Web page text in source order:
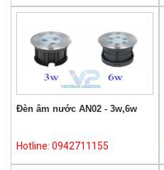
Đèn âm nước AN02 - 3w,6w
Hotline: 0942711155